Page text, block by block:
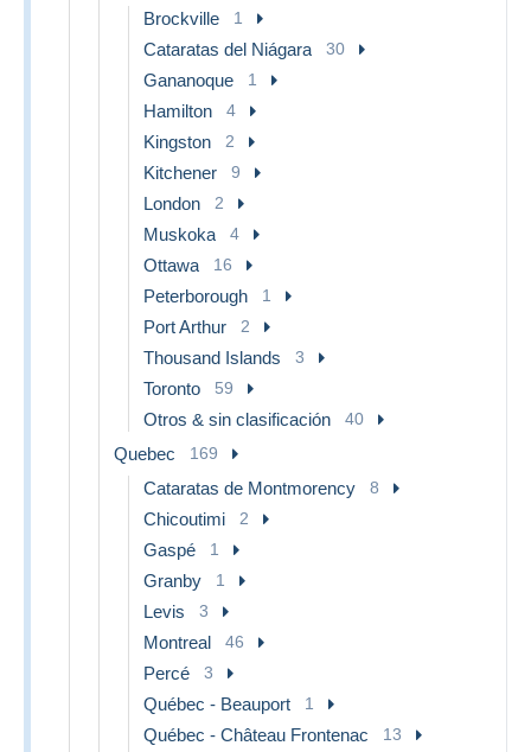
Brockville 1
Cataratas del Niágara 30
Gananoque 1
Hamilton 4
Kingston 2
Kitchener 9
London 2
Muskoka 4
Ottawa 16
Peterborough 1
Port Arthur 2
Thousand Islands 3
Toronto 59
Otros & sin clasificación 40
Quebec 169
Cataratas de Montmorency 8
Chicoutimi 2
Gaspé 1
Granby 1
Levis 3
Montreal 46
Percé 3
Québec - Beauport 1
Québec - Château Frontenac 13